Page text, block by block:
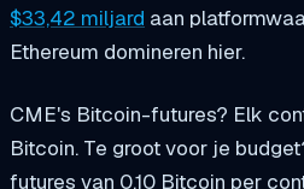
$33,42 miljard aan
Ethereum domineren hier.
CME's Bitcoin-futures? Elk
Bitcoin. Te groot voor je
futures van 0,10 Bitcoin per